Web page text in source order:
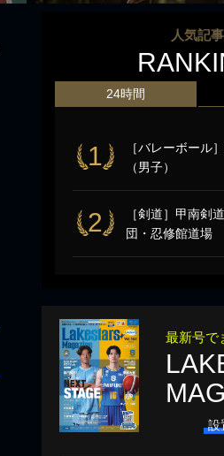
人気記事
24時間
1
［バレーボール
（男子）
2
［剣道］甲南剣
団・忍修館道場
最新号で